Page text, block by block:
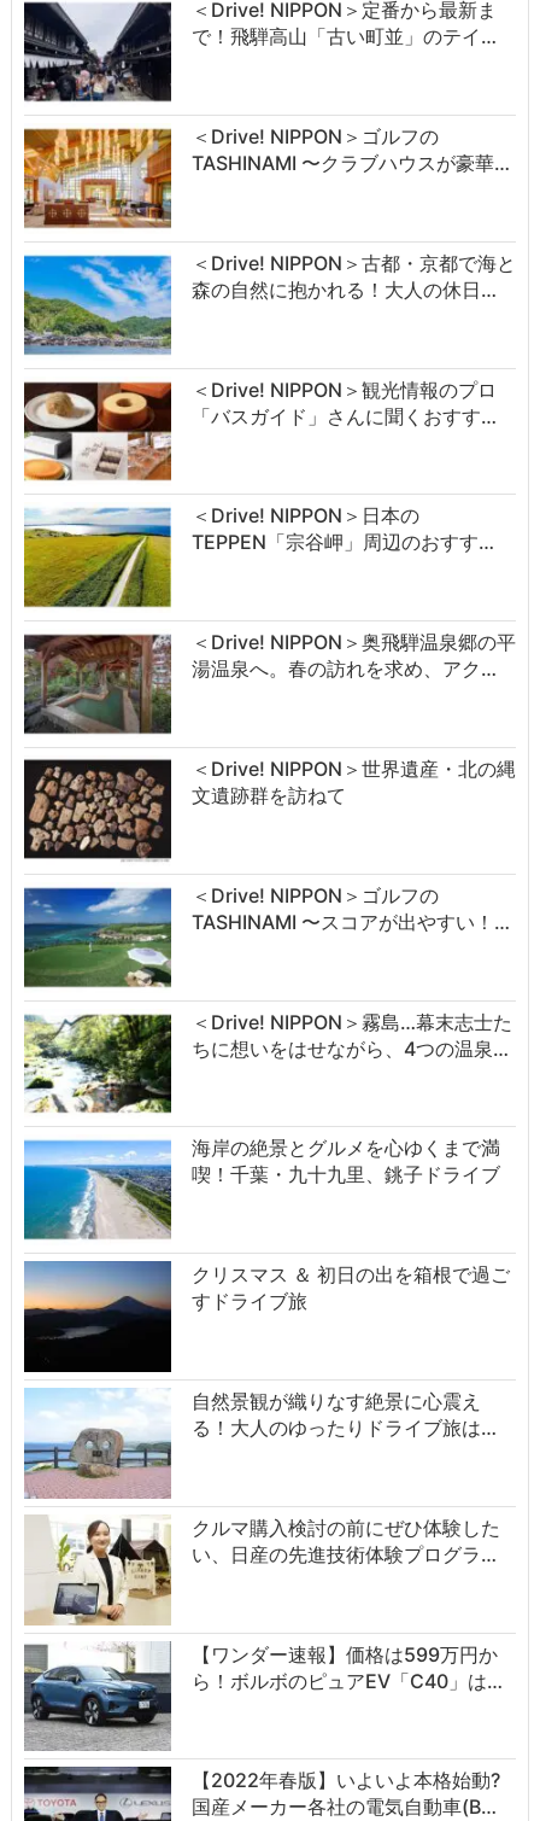
＜Drive! NIPPON＞定番から最新ま
で！飛騨高山「古い町並」のテイ…
＜Drive! NIPPON＞ゴルフの
TASHINAMI 〜クラブハウスが豪華…
＜Drive! NIPPON＞古都・京都で海と
森の自然に抱かれる！大人の休日…
＜Drive! NIPPON＞観光情報のプロ
「バスガイド」さんに聞くおすす…
＜Drive! NIPPON＞日本の
TEPPEN「宗谷岬」周辺のおすす…
＜Drive! NIPPON＞奥飛騨温泉郷の平
湯温泉へ。春の訪れを求め、アク…
＜Drive! NIPPON＞世界遺産・北の縄
文遺跡群を訪ねて
＜Drive! NIPPON＞ゴルフの
TASHINAMI 〜スコアが出やすい！…
＜Drive! NIPPON＞霧島…幕末志士た
ちに想いをはせながら、4つの温泉…
海岸の絶景とグルメを心ゆくまで満
喫！千葉・九十九里、銚子ドライブ
クリスマス ＆ 初日の出を箱根で過ご
すドライブ旅
自然景観が織りなす絶景に心震え
る！大人のゆったりドライブ旅は…
クルマ購入検討の前にぜひ体験した
い、日産の先進技術体験プログラ…
【ワンダー速報】価格は599万円か
ら！ボルボのピュアEV「C40」は…
【2022年春版】いよいよ本格始動?
国産メーカー各社の電気自動車(B…